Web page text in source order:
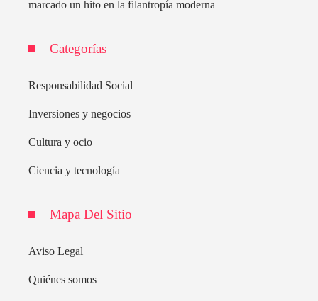
marcado un hito en la filantropía moderna
Categorías
Responsabilidad Social
Inversiones y negocios
Cultura y ocio
Ciencia y tecnología
Mapa Del Sitio
Aviso Legal
Quiénes somos